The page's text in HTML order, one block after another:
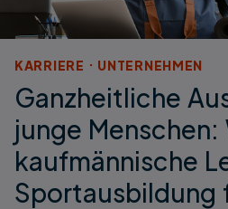
Ganzheitliche
junge Menschen:
kaufmännische
Sportausbildung
KARRIERE UNTERNEHMEN